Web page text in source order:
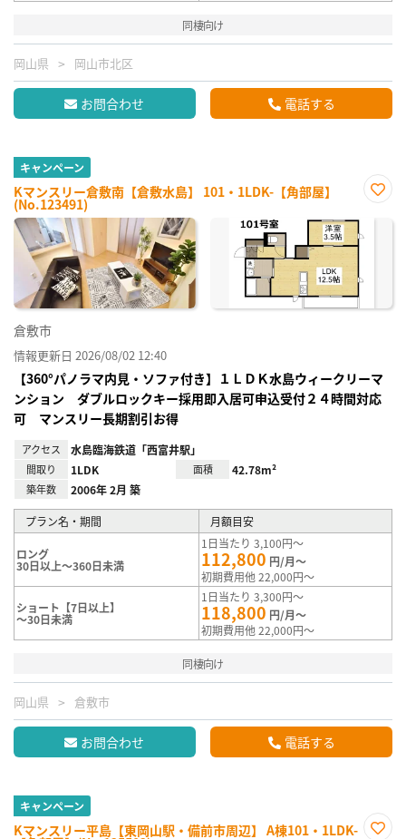
同棲向け
岡山県 岡山市北区
お問合わせ 電話する
キャンペーン
Kマンスリー倉敷南【倉敷水島】 101・1LDK-【角部屋】
(No.123491)
に入
倉敷市
情報更新日 2026/08/02 12:40
【360°パノラマ内見・ソファ付き】１ＬＤＫ水島ウィークリーマ
ンション ダブルロックキー採用即入居可申込受付２４時間対応
可 マンスリー長期割引お得
アクセス 水島臨海鉄道「西富井駅」
間取り 1LDK 面積 42.78m²
築年数 2006年 2月 築
プラン名・期間 月額目安
ロング
30日以上～360日未満
1日当たり 3,100円～
112,800 円/月～
初期費用他 22,000円～
ショート【7日以上】
～30日未満
1日当たり 3,300円～
118,800 円/月～
初期費用他 22,000円～
同棲向け
岡山県 倉敷市
お問合わせ 電話する
キャンペーン
Kマンスリー平島【東岡山駅・備前市周辺】 A棟101・1LDK-